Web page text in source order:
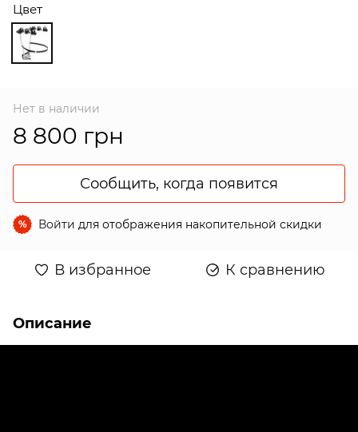
Цвет
Нет в наличии
8 800 грн
Сообщить, когда появится
% Войти для отображения накопительной скидки
В избранное К сравнению
Описание